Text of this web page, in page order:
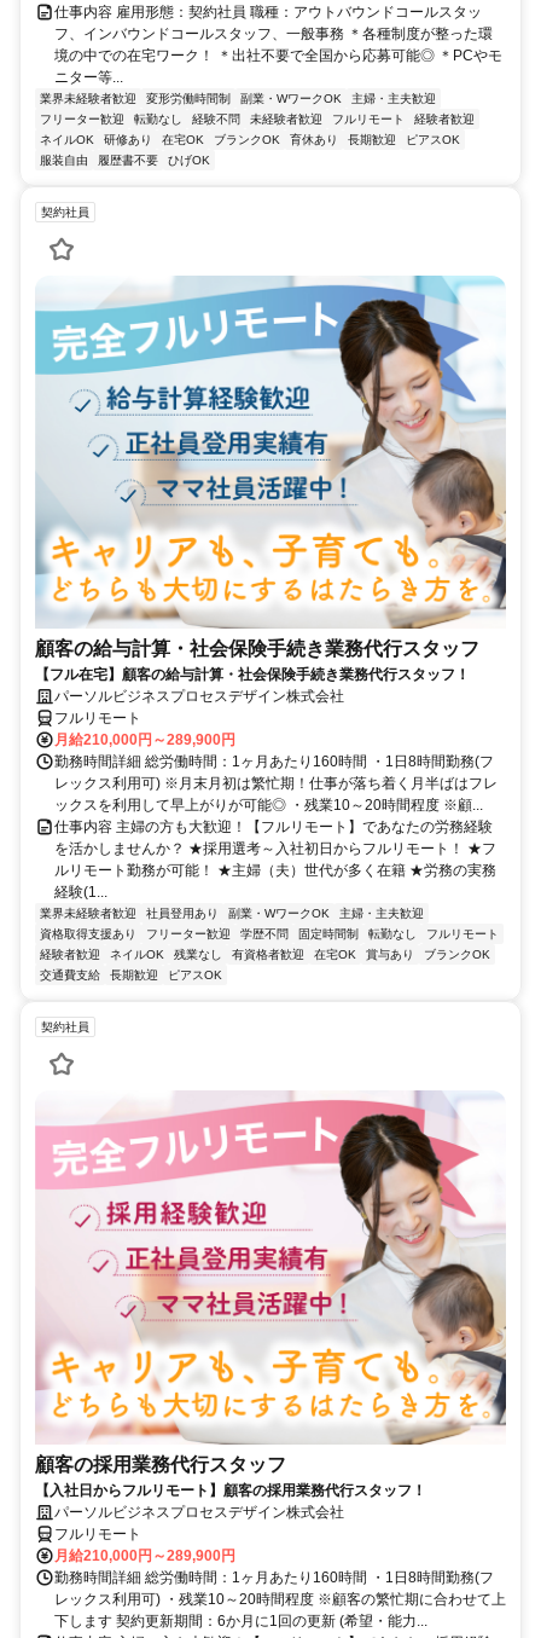
仕事内容 雇用形態：契約社員 職種：アウトバウンドコールスタッ
フ、インバウンドコールスタッフ、一般事務 ＊各種制度が整った環
境の中での在宅ワーク！ ＊出社不要で全国から応募可能◎ ＊PCやモ
ニター等...
業界未経験者歓迎 変形労働時間制 副業・WワークOK
主婦・主夫歓迎
フリーター歓迎
転勤なし 経験不問 未経験者歓迎 フルリモート
経験者歓迎
ネイルOK
研修あり 在宅OK ブランクOK 育休あり 長期歓迎
ピアスOK
服装自由
履歴書不要 ひげOK
契約社員
顧客の給与計算・社会保険手続き業務代行スタッフ
【フル在宅】顧客の給与計算・社会保険手続き業務代行スタッフ！
パーソルビジネスプロセスデザイン株式会社
フルリモート
月給210,000円～289,900円
勤務時間詳細 総労働時間：1ヶ月あたり160時間 ・1日8時間勤務(フ
レックス利用可) ※月末月初は繁忙期！仕事が落ち着く月半ばはフレ
ックスを利用して早上がりが可能◎ ・残業10～20時間程度 ※顧...
仕事内容 主婦の方も大歓迎！【フルリモート】であなたの労務経験
を活かしませんか？ ★採用選考～入社初日からフルリモート！ ★フ
ルリモート勤務が可能！ ★主婦（夫）世代が多く在籍 ★労務の実務
経験(1...
業界未経験者歓迎 社員登用あり 副業・WワークOK
主婦・主夫歓迎
資格取得支援あり
フリーター歓迎 学歴不問 固定時間制 転勤なし
フルリモート
経験者歓迎
ネイルOK 残業なし 有資格者歓迎 在宅OK 賞与あり
ブランクOK
交通費支給
長期歓迎 ピアスOK
契約社員
顧客の採用業務代行スタッフ
【入社日からフルリモート】顧客の採用業務代行スタッフ！
パーソルビジネスプロセスデザイン株式会社
フルリモート
月給210,000円～289,900円
勤務時間詳細 総労働時間：1ヶ月あたり160時間 ・1日8時間勤務(フ
レックス利用可) ・残業10～20時間程度 ※顧客の繁忙期に合わせて上
下します 契約更新期間：6か月に1回の更新 (希望・能力...